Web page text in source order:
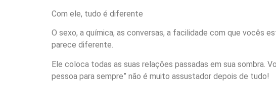
Com ele, tudo é diferente
O sexo, a química, as conversas, a facilidade com que vocês
parece diferente.
Ele coloca todas as suas relações passadas em sua sombra.
pessoa para sempre” não é muito assustador depois de tudo!